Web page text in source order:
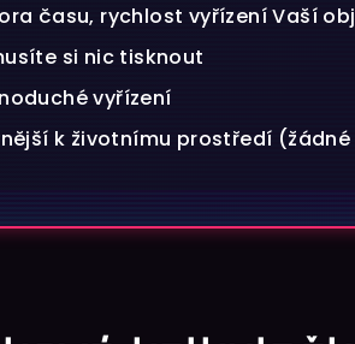
času, rychlost vyřízení Vaší
si nic tisknout
vyřízení
k životnímu prostředí